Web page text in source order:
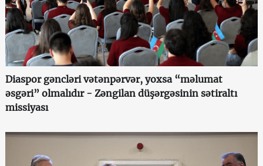
Diaspor gəncləri vətənpərvər, yoxsa “məlumat
əsgəri” olmalıdır - Zəngilan düşərgəsinin sətiraltı
missiyası